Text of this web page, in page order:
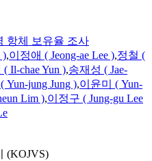
항체 보유율 조사
),이정애 ( Jeong-ae Lee ),정철 (
( Il-chae Yun ),송재성 ( Jae-
Yun-jung Jung ),이윤미 ( Yun-
Lim ),이정구 ( Jung-gu Lee
(KOJVS)